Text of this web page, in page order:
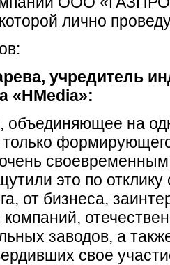
лично
учредитель
«HMedia»:
на
это по
от бизнеса,
заводов, а
свое